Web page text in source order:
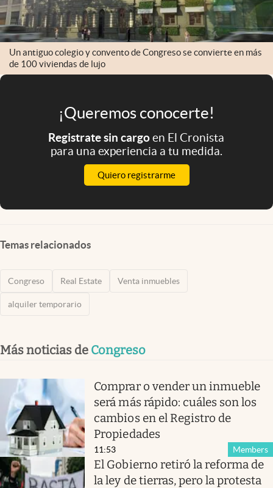
abre en nueva pestaña
Argentina
Un antiguo colegio y convento de Congreso se convierte en más
de 100 viviendas de lujo
¡Queremos conocerte!
Registrate sin cargoen El Cronista
para una experiencia a tu medida.
Quiero registrarme
Temas relacionados
Congreso Real Estate Venta inmuebles
alquiler temporario
Más noticias de Congreso
Comprar o vender un inmueble
será más rápido: cuáles son los
cambios en el Registro de
Propiedades
Members
11:53
El Gobierno retiró la reforma de
la ley de tierras, pero la protesta